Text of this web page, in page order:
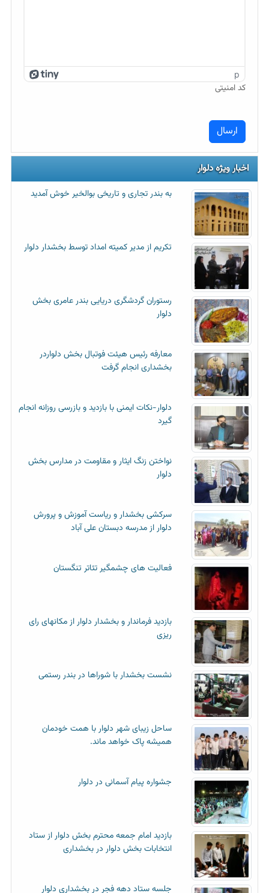
p
کد امنیتی
اخبار ویژه دلوار
به بندر تجاری و تاریخی بوالخیر خوش آمدید
تکریم از مدیر کمیته امداد توسط بخشدار دلوار
رستوران گردشگری دریایی بندر عامری بخش
دلوار
معارفه رئیس هیئت فوتبال بخش دلواردر
بخشداری انجام گرفت
دلوار-نکات ایمنی با بازدید و بازرسی روزانه انجام
گیرد
نواختن زنگ ایثار و مقاومت در مدارس بخش
دلوار
سرکشی بخشدار و ریاست آموزش و پرورش
دلوار از مدرسه دبستان علی آباد
فعالیت های چشمگیر تئاتر تنگستان
بازدید فرماندار و بخشدار دلوار از مکانهای رای
ریزی
نشست بخشدار با شوراها در بندر رستمی
ساحل زیبای شهر دلوار با همت خودمان
همیشه پاک خواهد ماند.
جشواره پیام آسمانی در دلوار
بازدید امام جمعه محترم بخش دلوار از ستاد
انتخابات بخش دلوار در بخشداری
جلسه ستاد دهه فجر در بخشداری دلوار